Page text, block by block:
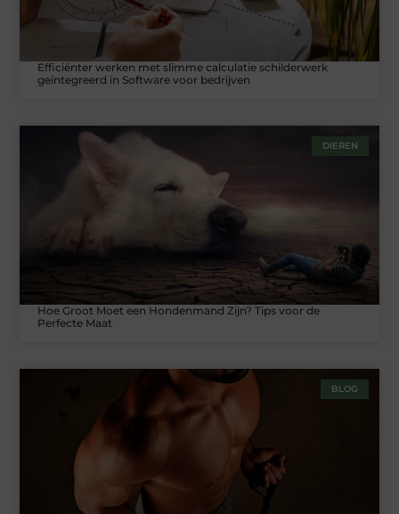
Efficiënter werken met slimme calculatie schilderwerk
geïntegreerd in Software voor bedrijven
DIEREN
Hoe Groot Moet een Hondenmand Zijn? Tips voor de
Perfecte Maat
BLOG